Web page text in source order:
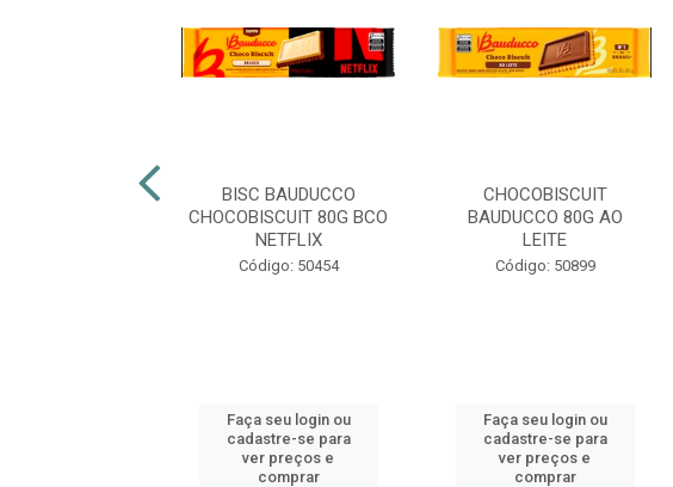
BISC BAUDUCCO
CHOCOBISCUIT 80G BCO
NETFLIX
Código: 50454
Faça seu login ou
cadastre-se para
ver preços e
comprar
CHOCOBISCUIT
BAUDUCCO 80G AO
LEITE
Código: 50899
Faça seu login ou
cadastre-se para
ver preços e
comprar